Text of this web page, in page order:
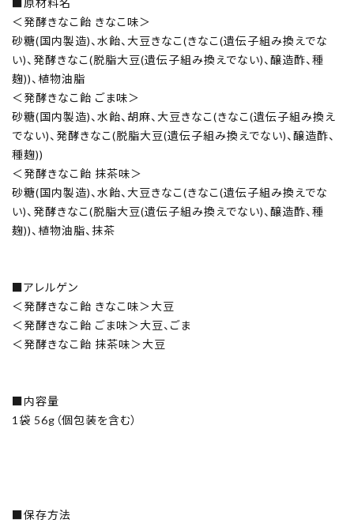
■原材料名
＜発酵きなこ飴 きなこ味＞
砂糖(国内製造)、水飴、大豆きなこ(きなこ(遺伝子組み換えでな
い)、発酵きなこ(脱脂大豆(遺伝子組み換えでない)、醸造酢、種
麹))、植物油脂
＜発酵きなこ飴 ごま味＞
砂糖(国内製造)、水飴、胡麻、大豆きなこ(きなこ(遺伝子組み換え
でない)、発酵きなこ(脱脂大豆(遺伝子組み換えでない)、醸造酢、
種麹))
＜発酵きなこ飴 抹茶味＞
砂糖(国内製造)、水飴、大豆きなこ(きなこ(遺伝子組み換えでな
い)、発酵きなこ(脱脂大豆(遺伝子組み換えでない)、醸造酢、種
麹))、植物油脂、抹茶
■アレルゲン
＜発酵きなこ飴 きなこ味＞大豆
＜発酵きなこ飴 ごま味＞大豆、ごま
＜発酵きなこ飴 抹茶味＞大豆
■内容量
1袋 56g（個包装を含む）
■保存方法